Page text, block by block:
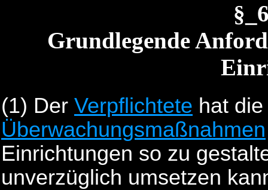
Grundlegende
(1) Der Verpflichtete hat
Überwachungsmaßnahmen
Einrichtungen so zu
unverzüglich umsetzen